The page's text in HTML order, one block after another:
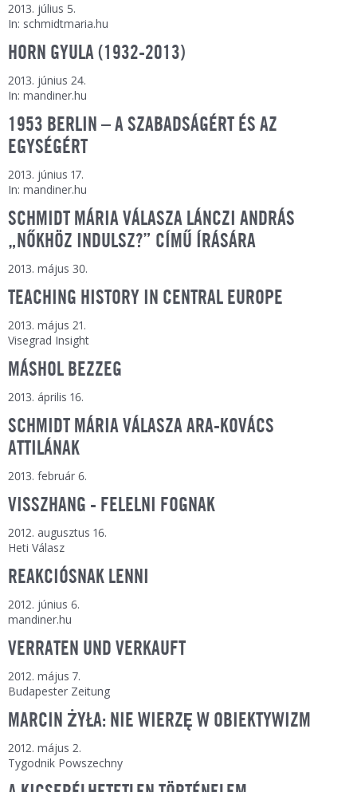
2013. július 5.
In: schmidtmaria.hu
HORN GYULA (1932-2013)
2013. június 24.
In: mandiner.hu
1953 BERLIN – A SZABADSÁGÉRT ÉS AZ
EGYSÉGÉRT
2013. június 17.
In: mandiner.hu
SCHMIDT MÁRIA VÁLASZA LÁNCZI ANDRÁS
„NŐKHÖZ INDULSZ?” CÍMŰ ÍRÁSÁRA
2013. május 30.
TEACHING HISTORY IN CENTRAL EUROPE
2013. május 21.
Visegrad Insight
MÁSHOL BEZZEG
2013. április 16.
SCHMIDT MÁRIA VÁLASZA ARA-KOVÁCS
ATTILÁNAK
2013. február 6.
VISSZHANG - FELELNI FOGNAK
2012. augusztus 16.
Heti Válasz
REAKCIÓSNAK LENNI
2012. június 6.
mandiner.hu
VERRATEN UND VERKAUFT
2012. május 7.
Budapester Zeitung
MARCIN ŻYŁA: NIE WIERZĘ W OBIEKTYWIZM
2012. május 2.
Tygodnik Powszechny